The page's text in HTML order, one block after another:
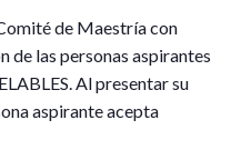
de Maestría con
de las personas aspirantes
Al presentar su
aspirante acepta